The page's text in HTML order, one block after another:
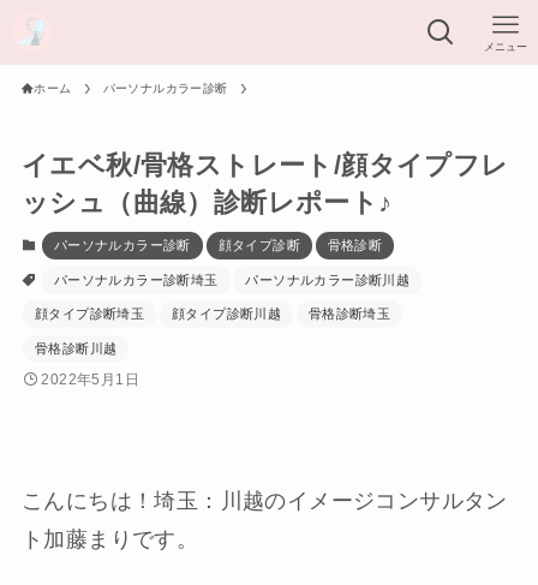
メニュー
ホーム パーソナルカラー診断
イエベ秋/骨格ストレート/顔タイプフレ
ッシュ（曲線）診断レポート♪
パーソナルカラー診断 顔タイプ診断 骨格診断
パーソナルカラー診断埼玉 パーソナルカラー診断川越
顔タイプ診断埼玉 顔タイプ診断川越 骨格診断埼玉
骨格診断川越
2022年5月1日
こんにちは！埼玉：川越のイメージコンサルタン
ト加藤まりです。